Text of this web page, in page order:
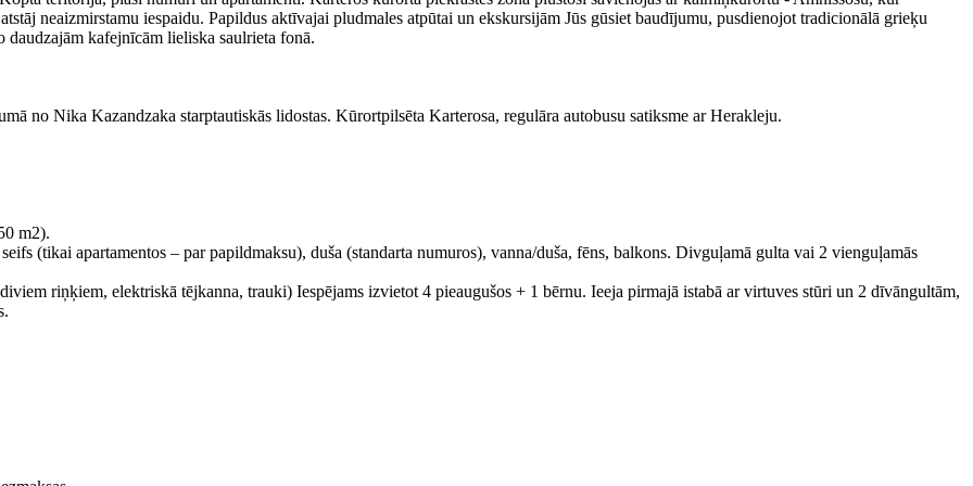
neaizmirstamu iespaidu. Papildus aktīvajai pludmales atpūtai un ekskursijām Jūs gūsiet baudījumu, pusdienojot tradicionālā grieķu
daudzajām kafejnīcām lieliska saulrieta fonā.
no Nika Kazandzaka starptautiskās lidostas. Kūrortpilsēta Karterosa, regulāra autobusu satiksme ar Herakleju.
m2).
(tikai apartamentos – par papildmaksu), duša (standarta numuros), vanna/duša, fēns, balkons. Divguļamā gulta vai 2 vienguļamās
riņķiem, elektriskā tējkanna, trauki) Iespējams izvietot 4 pieaugušos + 1 bērnu. Ieeja pirmajā istabā ar virtuves stūri un 2 dīvāngultām,